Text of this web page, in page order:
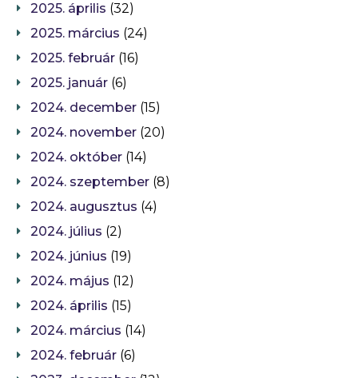
2025. április (32)
2025. március (24)
2025. február (16)
2025. január (6)
2024. december (15)
2024. november (20)
2024. október (14)
2024. szeptember (8)
2024. augusztus (4)
2024. július (2)
2024. június (19)
2024. május (12)
2024. április (15)
2024. március (14)
2024. február (6)